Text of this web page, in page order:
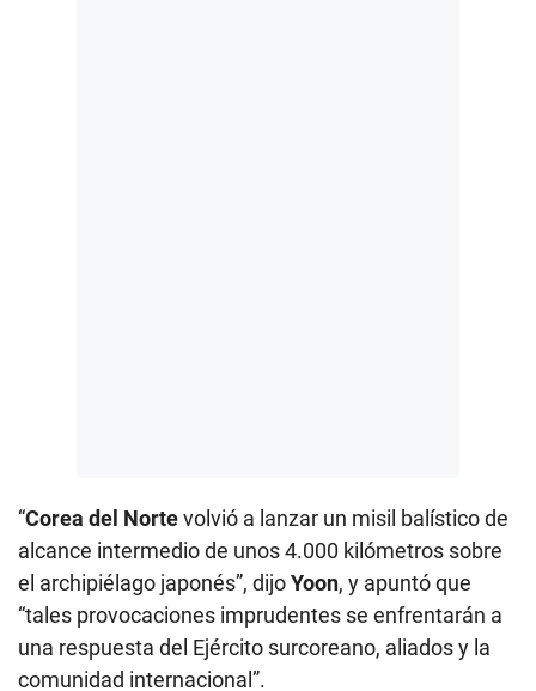
“Corea del Nortevolvió a lanzar un misil balístico de
alcance intermedio de unos 4.000 kilómetros sobre
el archipiélago japonés”, dijoYoon, y apuntó que
“tales provocaciones imprudentes se enfrentarán a
una respuesta del Ejército surcoreano, aliados y la
comunidad internacional”.